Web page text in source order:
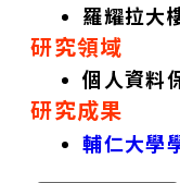
羅耀拉大
研究領域
個人資料
研究成果
輔仁大學